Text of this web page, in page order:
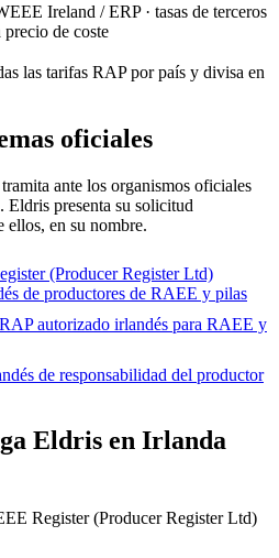
Ireland / ERP · tasas de terceros
precio de coste
las tarifas RAP por país y divisa en
oficiales
ante los organismos oficiales
Eldris presenta su solicitud
ellos, en su nombre.
(Producer Register Ltd)
de productores de RAEE y pilas
autorizado irlandés para RAEE y
de responsabilidad del productor
Eldris en Irlanda
Register (Producer Register Ltd)